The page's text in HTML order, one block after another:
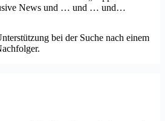
News und … und … und…
bei der Suche nach einem